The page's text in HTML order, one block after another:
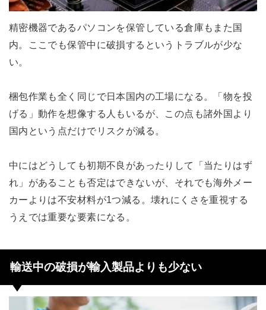
精密機器であるパソコンを保管している倉庫もまた国
内。ここでも保管中に破損するというトラブルが少な
い。
梱包作業も全く同じで日本国内の工場になる。「物を投
げる」動作を想像する人もいるが、この点も諸外国より
国内という点だけでリスクが減る。
中にはどうしても初期不良があったりして「当たりはず
れ」があることも否定はできないが、それでも海外メー
カーよりは不安材料が1つ減る。壊れにくさを重視する
うえでは重要な要素になる。
輸送中の破損が輸入製品よりも少ない